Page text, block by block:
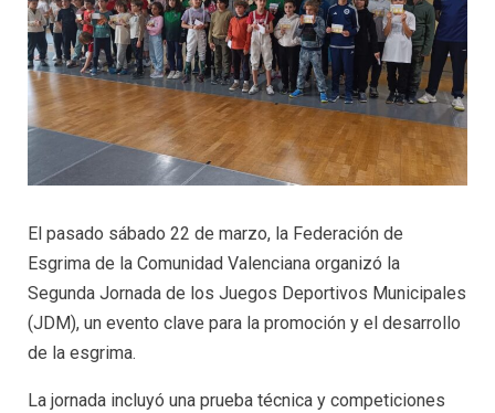
El pasado sábado 22 de marzo, la Federación de
Esgrima de la Comunidad Valenciana organizó la
Segunda Jornada de los Juegos Deportivos Municipales
(JDM), un evento clave para la promoción y el desarrollo
de la esgrima.
La jornada incluyó una prueba técnica y competiciones